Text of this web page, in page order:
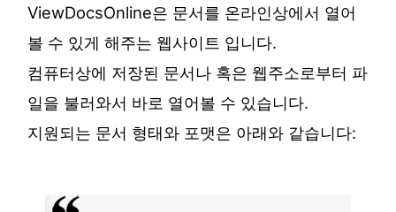
ViewDocsOnline은 문서를 온라인상에서 열어
볼 수 있게 해주는 웹사이트 입니다.
컴퓨터상에 저장된 문서나 혹은 웹주소로부터 파
일을 불러와서 바로 열어볼 수 있습니다.
지원되는 문서 형태와 포맷은 아래와 같습니다: